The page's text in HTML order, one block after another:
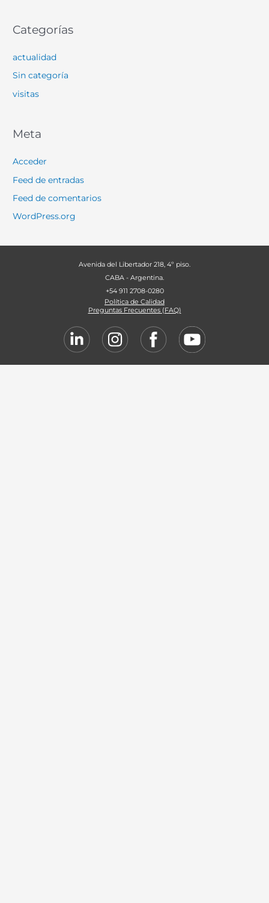
Categorías
actualidad
Sin categoría
visitas
Meta
Acceder
Feed de entradas
Feed de comentarios
WordPress.org
Avenida del Libertador 218, 4º piso.
CABA - Argentina.
+54 911 2708-0280
Política de Calidad
Preguntas Frecuentes (FAQ)